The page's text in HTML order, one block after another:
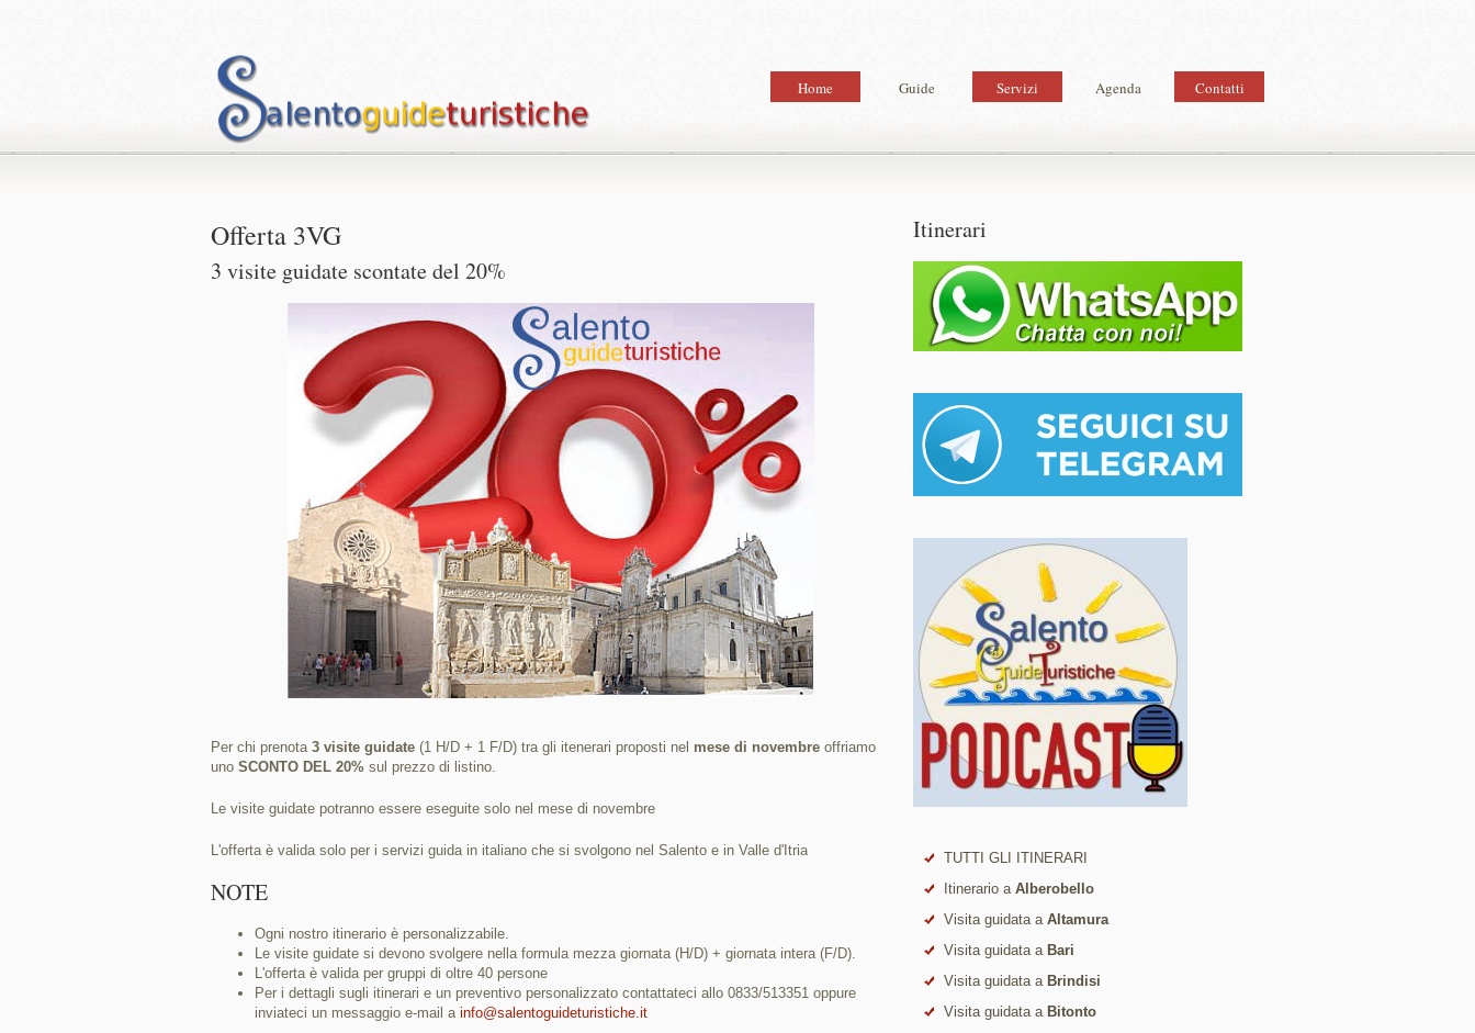
Home Guide Servizi Agenda Contatti
Offerta 3VG
3 visite guidate scontate del 20%
Per chi prenota 3 visite guidate (1 H/D + 1 F/D) tra gli itenerari proposti nel mese di novembre offriamo
uno SCONTO DEL 20% sul prezzo di listino.
Le visite guidate potranno essere eseguite solo nel mese di novembre
L'offerta è valida solo per i servizi guida in italiano che si svolgono nel Salento e in Valle d'Itria
NOTE
Ogni nostro itinerario è personalizzabile.
Le visite guidate si devono svolgere nella formula mezza giornata (H/D) + giornata intera (F/D).
L'offerta è valida per gruppi di oltre 40 persone
Per i dettagli sugli itinerari e un preventivo personalizzato contattateci allo 0833/513351 oppure
inviateci un messaggio e-mail a info@salentoguideturistiche.it
Itinerari
TUTTI GLI ITINERARI
Itinerario a Alberobello
Visita guidata a Altamura
Visita guidata a Bari
Visita guidata a Brindisi
Visita guidata a Bitonto